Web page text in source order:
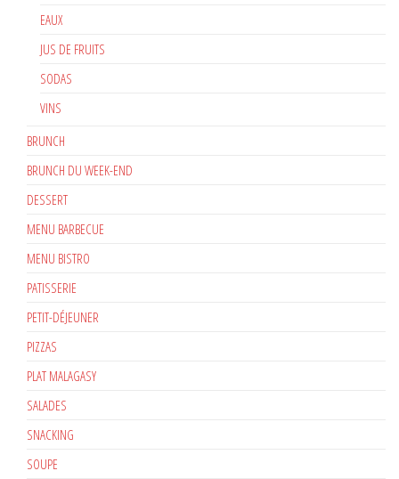
EAUX
JUS DE FRUITS
SODAS
VINS
BRUNCH
BRUNCH DU WEEK-END
DESSERT
MENU BARBECUE
MENU BISTRO
PATISSERIE
PETIT-DÉJEUNER
PIZZAS
PLAT MALAGASY
SALADES
SNACKING
SOUPE